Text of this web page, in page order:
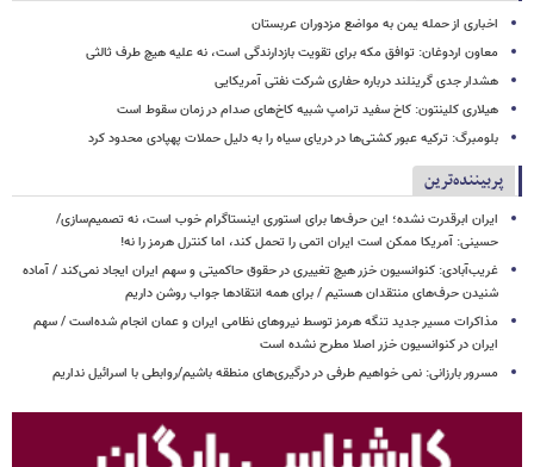
اخباری از حمله یمن به مواضع مزدوران عربستان
معاون اردوغان: توافق مکه برای تقویت بازدارندگی است، نه علیه هیچ طرف ثالثی
هشدار جدی گرینلند درباره حفاری شرکت نفتی آمریکایی
هیلاری کلینتون: کاخ سفید ترامپ شبیه کاخ‌های صدام در زمان سقوط است
بلومبرگ: ترکیه عبور کشتی‌ها در دریای سیاه را به دلیل حملات پهپادی محدود کرد
پربیننده‌ترین
ایران ابرقدرت نشده؛ این حرف‌ها برای استوری اینستاگرام خوب است، نه تصمیم‌سازی/
حسینی: آمریکا ممکن است ایران اتمی را تحمل کند، اما کنترل هرمز را نه!
غریب‌آبادی: کنوانسیون خزر هیچ تغییری در حقوق حاکمیتی و سهم ایران ایجاد نمی‌کند / آماده
شنیدن حرف‌های منتقدان هستیم / برای همه انتقادها جواب روشن داریم
مذاکرات مسیر جدید تنگه هرمز توسط نیروهای نظامی ایران و عمان انجام شده‌است / سهم
ایران در کنوانسیون خزر اصلا مطرح نشده است
مسرور بارزانی: نمی خواهیم طرفی در درگیری‌های منطقه باشیم/روابطی با اسرائیل نداریم